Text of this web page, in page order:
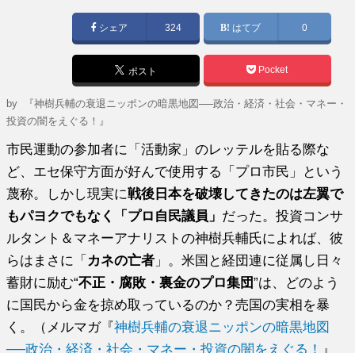
シェア 324 はてブ 0
ポスト Pocket
by
『神樹兵輔の衰退ニッポンの暗黒地図──政治・経済・社会・マネー・
投資の闇をえぐる！』
市民運動の参加者に「活動家」のレッテルを貼る際な
ど、エセ保守方面が好んで使用する「プロ市民」という
蔑称。しかし現実に戦後日本を破壊してきたのは左翼で
もパヨクでもなく「プロ自民議員」 だった。投資コンサ
ルタント＆マネーアナリストの神樹兵輔氏によれば、彼
らはまさに「 カネの亡者 」。米国と経団連に従属し日々
蓄財に励む“不正・腐敗・裏金のプロ集団”は、どのよう
に国民から金を掠め取っているのか？売国の実相を暴
く。（メルマガ『神樹兵輔の衰退ニッポンの暗黒地図
──政治・経済・社会・マネー・投資の闇をえぐる！
』